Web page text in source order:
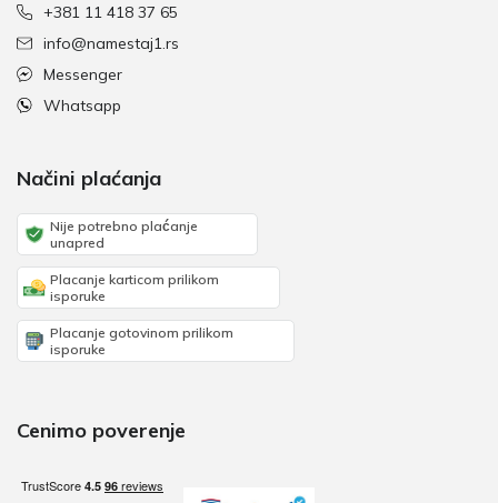
+381 11 418 37 65
info@namestaj1.rs
Messenger
Whatsapp
Načini plaćanja
Nije potrebno plaćanje
unapred
Placanje karticom prilikom
isporuke
Placanje gotovinom prilikom
isporuke
Cenimo poverenje